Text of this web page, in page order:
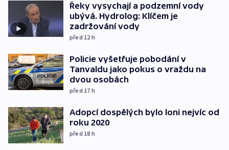
Řeky vysychají a podzemní vody
ubývá. Hydrolog: Klíčem je
zadržování vody
před 12 h
Policie vyšetřuje pobodání v
Tanvaldu jako pokus o vraždu na
dvou osobách
před 17 h
Adopcí dospělých bylo loni nejvíc od
roku 2020
před 18 h